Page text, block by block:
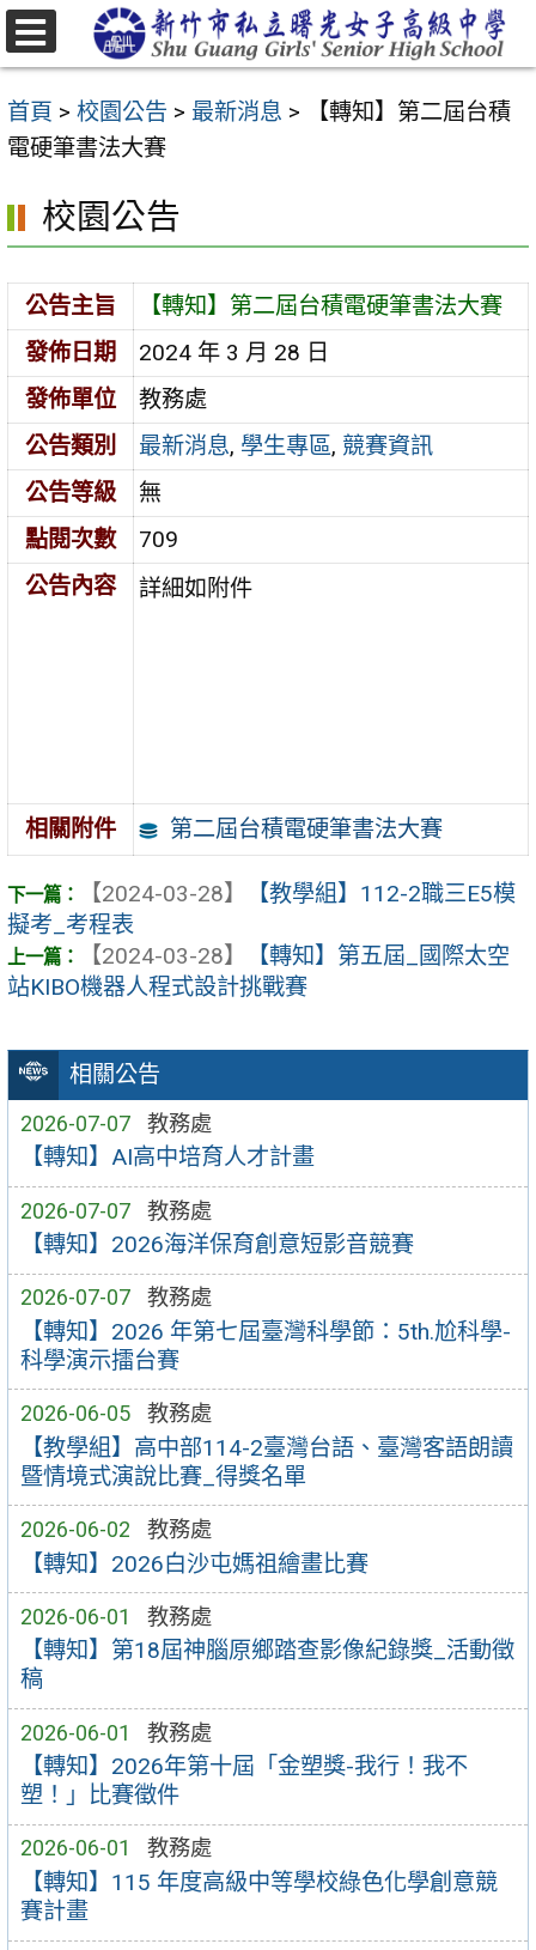
跳
至
要
內
區
首頁 > 校園公告 > 最新消息 >
【轉知】第二屆台積
電硬筆書法大賽
相關公告
2026-07-07 教務處
【轉知】AI高中培育人才計畫
2026-07-07 教務處
【轉知】2026海洋保育創意短影音競賽
2026-07-07 教務處
【轉知】2026 年第七屆臺灣科學節：5th.尬科學-
科學演示擂台賽
2026-06-05 教務處
【教學組】高中部114-2臺灣台語、臺灣客語朗讀
暨情境式演說比賽_得獎名單
2026-06-02 教務處
【轉知】2026白沙屯媽祖繪畫比賽
2026-06-01 教務處
【轉知】第18屆神腦原鄉踏查影像紀錄獎_活動徵
稿
2026-06-01 教務處
【轉知】2026年第十屆「金塑獎-我行！我不
塑！」比賽徵件
2026-06-01 教務處
【轉知】115 年度高級中等學校綠色化學創意競
賽計畫
校園公告
公告主旨
【轉知】第二屆台積電硬筆書法大賽
發佈日期
2024 年 3 月 28 日
發佈單位
教務處
公告類別
最新消息, 學生專區, 競賽資訊
公告等級
無
點閱次數
709
公告內容
詳細如附件
相關附件 第二屆台積電硬筆書法大賽
【2024-03-28】
【教學組】112-2職三E5模
擬考_考程表
【2024-03-28】
【轉知】第五屆_國際太空
站KIBO機器人程式設計挑戰賽
選
單